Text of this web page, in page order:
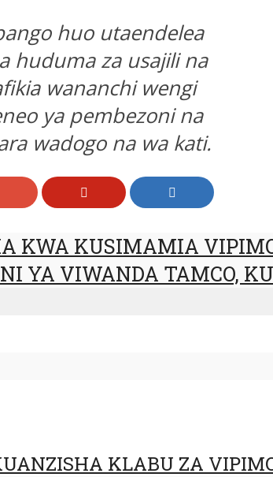
huo utaendelea
huduma za usajili na
wananchi wengi
ya pembezoni na
wadogo na wa kati.
KWA KUSIMAMIA
YA VIWANDA TAMCO,
KLABU ZA